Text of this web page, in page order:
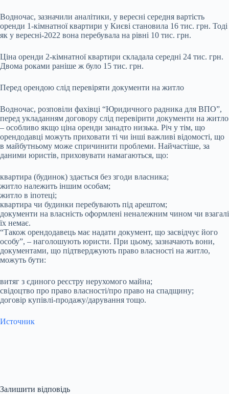
Водночас, зазначили аналітики, у вересні середня вартість
оренди 1-кімнатної квартири у Києві становила 16 тис. грн. Тоді
як у вересні-2022 вона перебувала на рівні 10 тис. грн.
Ціна оренди 2-кімнатної квартири складала середні 24 тис. грн.
Двома роками раніше ж було 15 тис. грн.
Перед орендою слід перевіряти документи на житло
Водночас, розповіли фахівці “Юридичного радника для ВПО”,
перед укладанням договору слід перевірити документи на житло
– особливо якщо ціна оренди занадто низька. Річ у тім, що
орендодавці можуть приховати ті чи інші важливі відомості, що
в майбутньому може спричинити проблеми. Найчастіше, за
даними юристів, приховувати намагаються, що:
квартира (будинок) здається без згоди власника;
житло належить іншим особам;
житло в іпотеці;
квартира чи будинки перебувають під арештом;
документи на власність оформлені неналежним чином чи взагалі
їх немає.
“Також орендодавець має надати документ, що засвідчує його
особу”, – наголошують юристи. При цьому, зазначають вони,
документами, що підтверджують право власності на житло,
можуть бути:
витяг з єдиного реєстру нерухомого майна;
свідоцтво про право власності/про право на спадщину;
договір купівлі-продажу/дарування тощо.
Источник
Залишити відповідь